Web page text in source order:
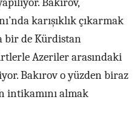
karışıklık çıkarmak
bir de Kürdistan
Azeriler arasındaki
Bakırov o yüzden biraz
intikamını almak